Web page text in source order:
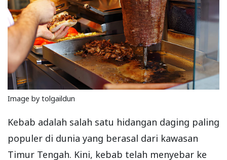
Image by tolgaildun
Kebab adalah salah satu hidangan daging paling
populer di dunia yang berasal dari kawasan
Timur Tengah. Kini, kebab telah menyebar ke